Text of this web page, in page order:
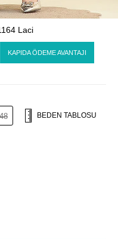
Laci
KAPIDA ÖDEME AVANTAJI
48 BEDEN TABLOSU